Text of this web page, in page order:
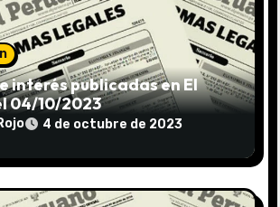
interés publicadas en El
04/10/2023
4 de octubre de 2023